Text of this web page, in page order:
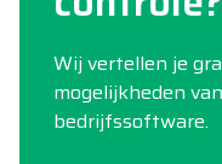
Wij vertellen je
mogelijkheden
bedrijfssoftware.